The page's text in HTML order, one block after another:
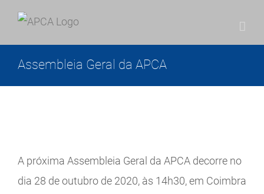
Skip
Assembleia Geral da APCA
Larger
Image
A próxima Assembleia Geral da APCA decorre no
dia 28 de outubro de 2020, às 14h30, em Coimbra